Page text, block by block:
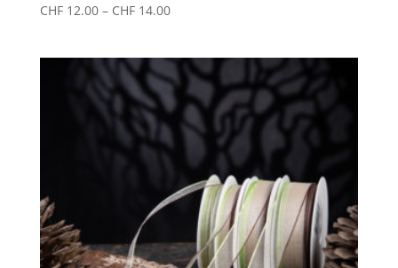
CHF12.00 – CHF14.00Preisspanne:
CHF 14.00